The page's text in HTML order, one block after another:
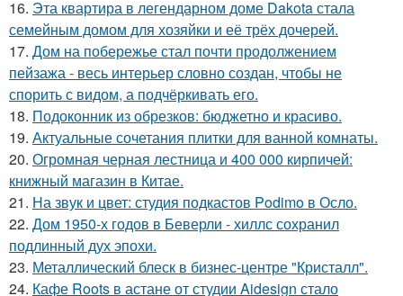
16. Эта квартира в легендарном доме Dakota стала
семейным домом для хозяйки и её трёх дочерей.
17. Дом на побережье стал почти продолжением
пейзажа - весь интерьер словно создан, чтобы не
спорить с видом, а подчёркивать его.
18. Подоконник из обрезков: бюджетно и красиво.
19. Актуальные сочетания плитки для ванной комнаты.
20. Огромная черная лестница и 400 000 кирпичей:
книжный магазин в Китае.
21. На звук и цвет: студия подкастов Podimo в Осло.
22. Дом 1950-х годов в Беверли - хиллс сохранил
подлинный дух эпохи.
23. Металлический блеск в бизнес-центре "Кристалл".
24. Кафе Roots в астане от студии Aidesign стало